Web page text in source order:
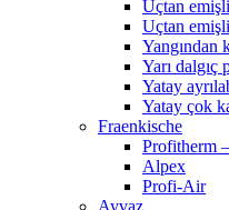
Uçtan
Uçtan
Yangından
Yarı dalgıç
Yatay
Yatay çok
Fraenkische
Profitherm
Alpex
Profi-Air
Ayvaz